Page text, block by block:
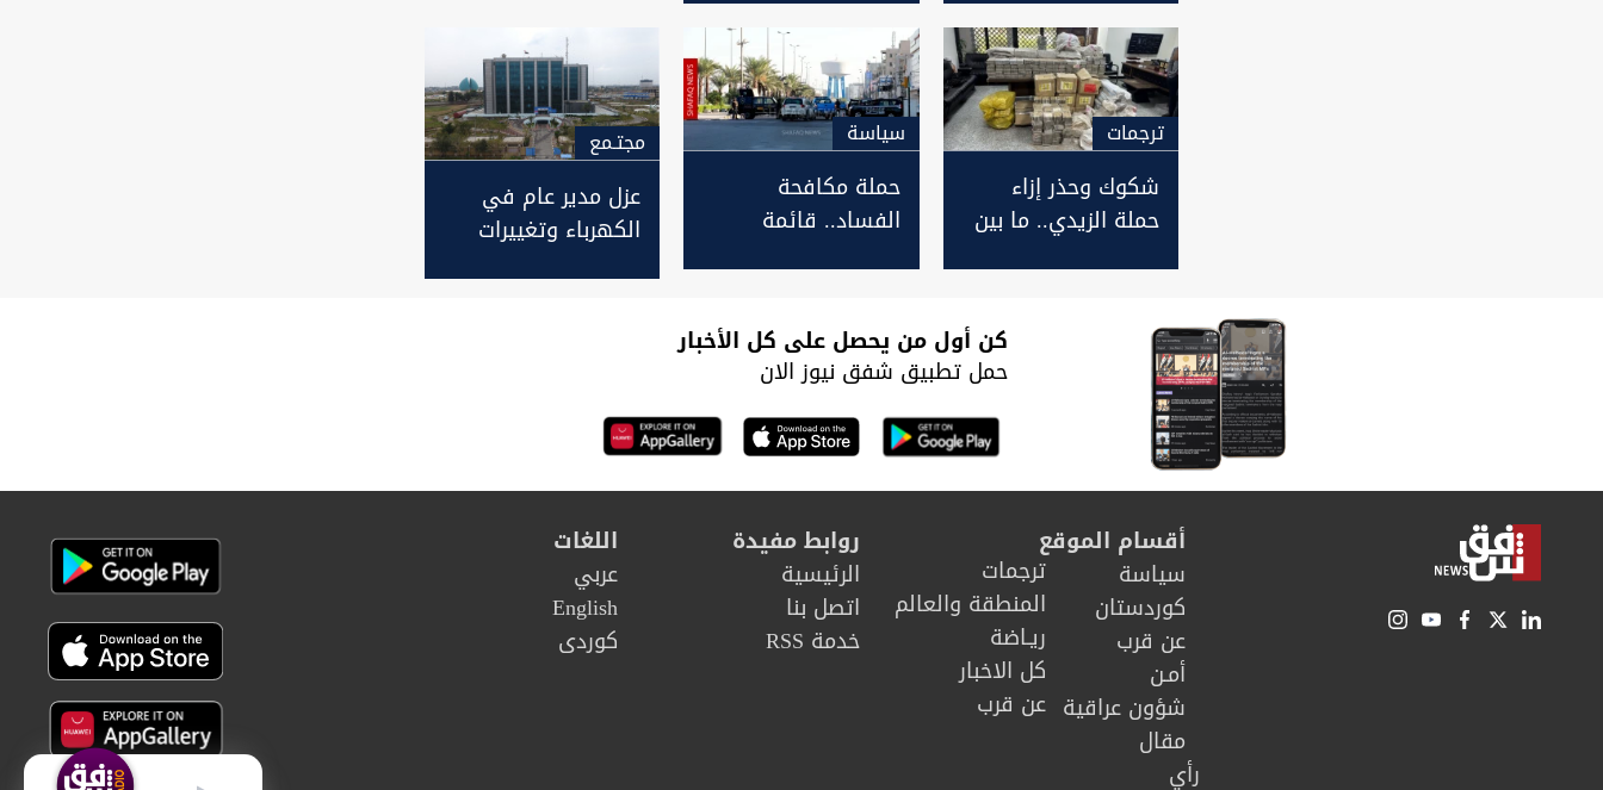
ويوافق على مشروع
قانون الشركات
الأمنية الخاصة
التنفيذ
ترجمات
شكوك وحذر إزاء
حملة الزيدي.. ما بين
سیاسة
حملة مكافحة
الفساد.. قائمة
وتستولي على
عقارات"
مجتـمع
عزل مدير عام في
الكهرباء وتغييرات
كن أول من يحصل على كل الأخبار
حمل تطبيق شفق نيوز الان
أقسام الموقع
سیاسة
كوردستان
عن قرب
أمـن
شؤون عراقية
مقال
رأي
ترجمات
المنطقة والعالم
ريـاضة
كل الاخبار
عن قرب
روابط مفيدة
الرئيسية
اتصل بنا
خدمة RSS
اللغات
عربي
English
كوردى